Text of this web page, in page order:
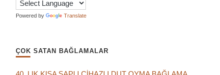
Powered by Translate
ÇOK SATAN BAĞLAMALAR